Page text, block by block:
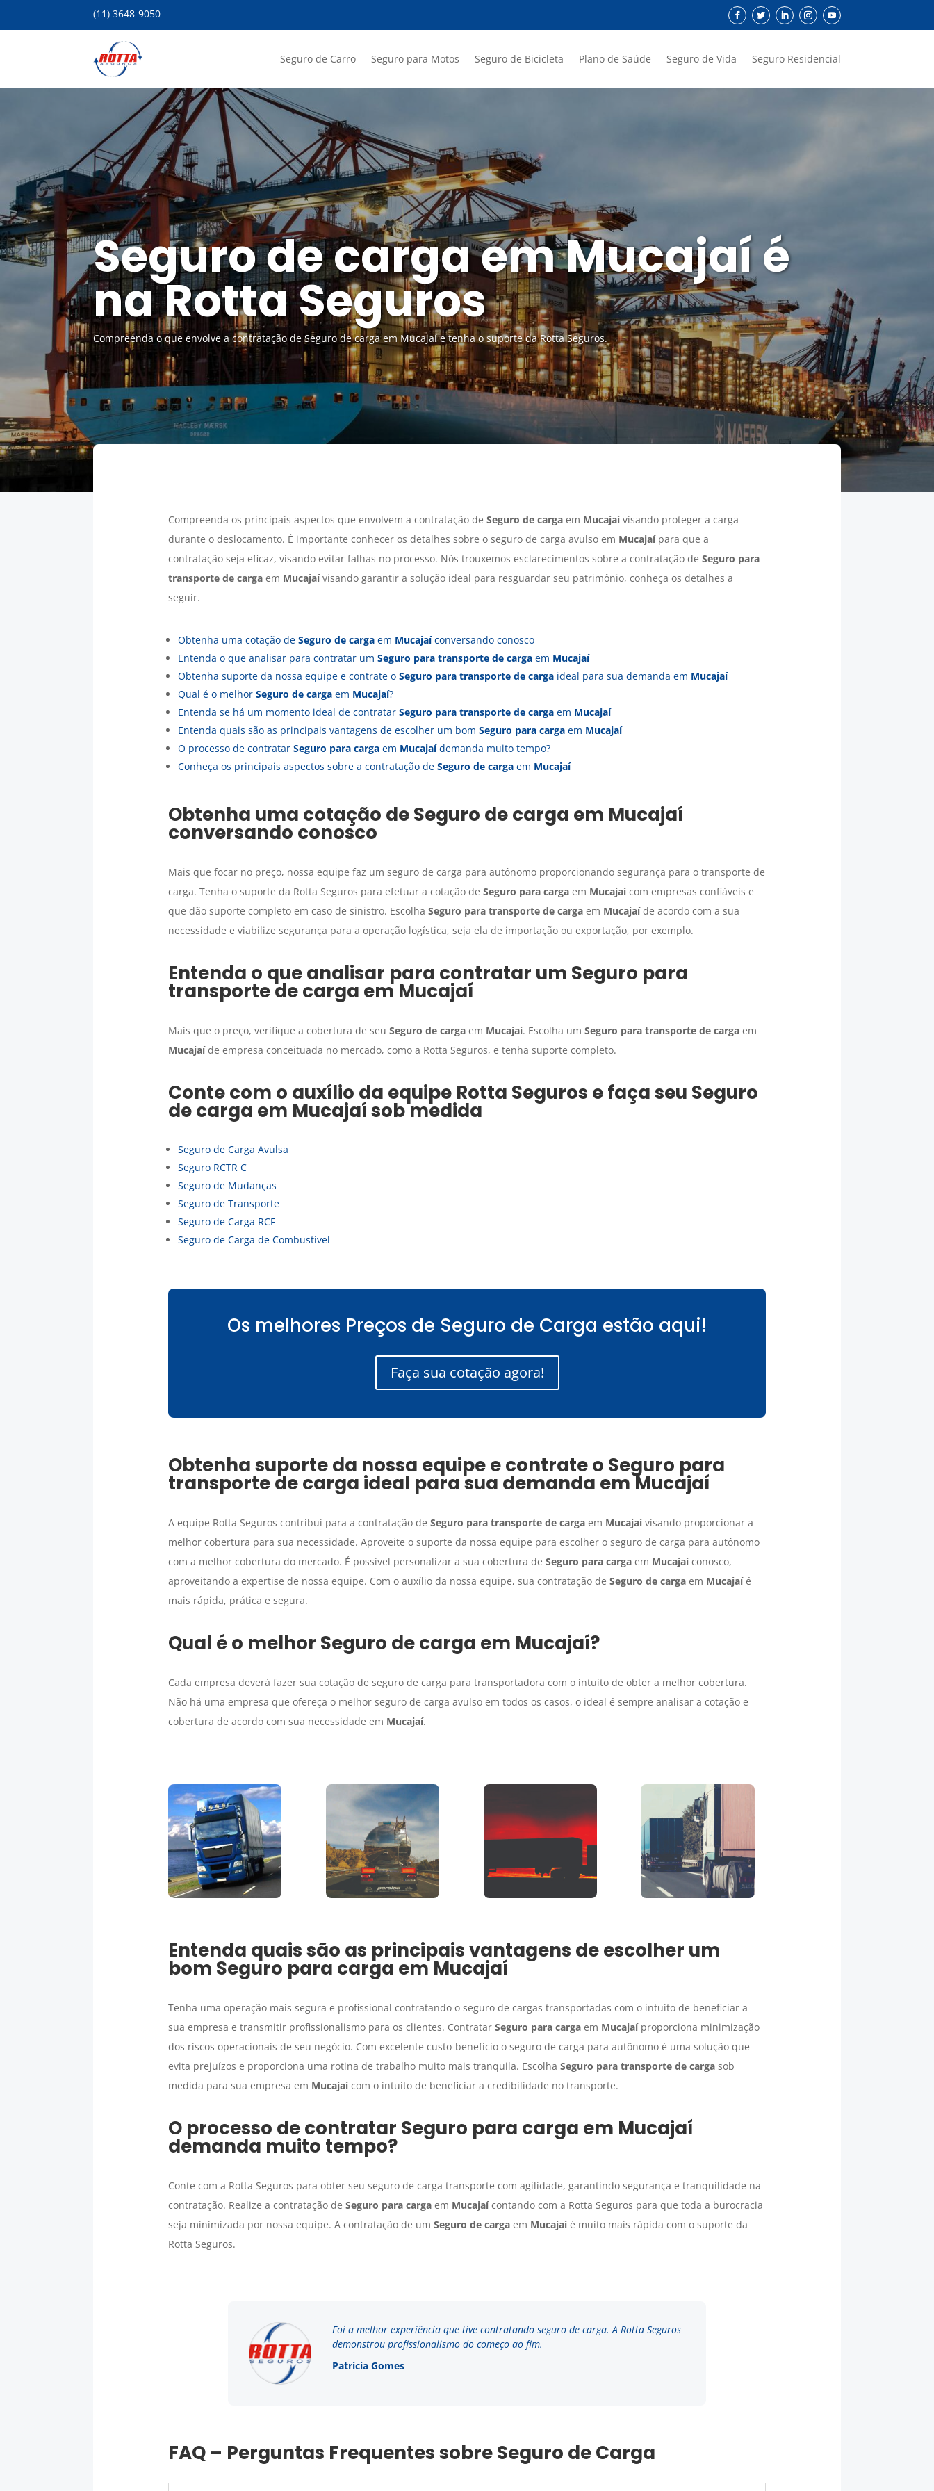
(11) 3648-9050
Seguro de Carro Seguro para Motos Seguro de Bicicleta Plano de Saúde Seguro de Vida Seguro Residencial
Seguro de carga em Mucajaí é
na Rotta Seguros
Compreenda o que envolve a contratação de Seguro de carga em Mucajaí e tenha o suporte da Rotta Seguros.
Compreenda os principais aspectos que envolvem a contratação de Seguro de cargaem Mucajaívisando proteger a carga
durante o deslocamento. É importante conhecer os detalhes sobre o seguro de carga avulso em Mucajaípara que a
contratação seja eficaz, visando evitar falhas no processo. Nós trouxemos esclarecimentos sobre a contratação de Seguro para
transporte de cargaem Mucajaívisando garantir a solução ideal para resguardar seu patrimônio, conheça os detalhes a
seguir.
Obtenha uma cotação de Seguro de cargaem Mucajaíconversando conosco
Entenda o que analisar para contratar um Seguro para transporte de cargaem Mucajaí
Obtenha suporte da nossa equipe e contrate o Seguro para transporte de cargaideal para sua demanda em Mucajaí
Qual é o melhor Seguro de cargaem Mucajaí?
Entenda se há um momento ideal de contratar Seguro para transporte de cargaem Mucajaí
Entenda quais são as principais vantagens de escolher um bom Seguro para cargaem Mucajaí
O processo de contratar Seguro para cargaem Mucajaídemanda muito tempo?
Conheça os principais aspectos sobre a contratação de Seguro de cargaem Mucajaí
Obtenha uma cotação deSeguro de carga em Mucajaí
conversando conosco
Mais que focar no preço, nossa equipe faz um seguro de carga para autônomo proporcionando segurança para o transporte de
carga. Tenha o suporte da Rotta Seguros para efetuar a cotação de Seguro para cargaem Mucajaícom empresas confiáveis e
que dão suporte completo em caso de sinistro. Escolha Seguro para transporte de cargaem Mucajaíde acordo com a sua
necessidade e viabilize segurança para a operação logística, seja ela de importação ou exportação, por exemplo.
Entenda o que analisar para contratar um Seguro para
transporte de carga em Mucajaí
Mais que o preço, verifique a cobertura de seu Seguro de cargaem Mucajaí. Escolha um Seguro para transporte de cargaem
Mucajaíde empresa conceituada no mercado, como a Rotta Seguros, e tenha suporte completo.
Conte com o auxílio da equipe Rotta Seguros e faça seu Seguro
de carga em Mucajaísob medida
Seguro de Carga Avulsa
Seguro RCTR C
Seguro de Mudanças
Seguro de Transporte
Seguro de Carga RCF
Seguro de Carga de Combustível
Os melhores Preços de Seguro de Carga estão aqui!
Faça sua cotação agora!
Obtenha suporte da nossa equipe e contrate o Seguro para
transporte de carga ideal para sua demanda emMucajaí
A equipe Rotta Seguros contribui para a contratação de Seguro para transporte de cargaem Mucajaívisando proporcionar a
melhor cobertura para sua necessidade. Aproveite o suporte da nossa equipe para escolher o seguro de carga para autônomo
com a melhor cobertura do mercado. É possível personalizar a sua cobertura de Seguro para cargaem Mucajaíconosco,
aproveitando a expertise de nossa equipe. Com o auxílio da nossa equipe, sua contratação de Seguro de cargaem Mucajaíé
mais rápida, prática e segura.
Qual é o melhor Seguro de carga em Mucajaí?
Cada empresa deverá fazer sua cotação de seguro de carga para transportadora com o intuito de obter a melhor cobertura.
Não há uma empresa que ofereça o melhor seguro de carga avulso em todos os casos, o ideal é sempre analisar a cotação e
cobertura de acordo com sua necessidade em Mucajaí.
Entenda quais são as principais vantagens de escolher um
bom Seguro para carga emMucajaí
Tenha uma operação mais segura e profissional contratando o seguro de cargas transportadas com o intuito de beneficiar a
sua empresa e transmitir profissionalismo para os clientes. Contratar Seguro para cargaem Mucajaíproporciona minimização
dos riscos operacionais de seu negócio. Com excelente custo-benefício o seguro de carga para autônomo é uma solução que
evita prejuízos e proporciona uma rotina de trabalho muito mais tranquila. Escolha Seguro para transporte de cargasob
medida para sua empresa em Mucajaícom o intuito de beneficiar a credibilidade no transporte.
O processo de contratar Seguro para carga em Mucajaí
demanda muito tempo?
Conte com a Rotta Seguros para obter seu seguro de carga transporte com agilidade, garantindo segurança e tranquilidade na
contratação. Realize a contratação de Seguro para cargaem Mucajaícontando com a Rotta Seguros para que toda a burocracia
seja minimizada por nossa equipe. A contratação de um Seguro de cargaem Mucajaíé muito mais rápida com o suporte da
Rotta Seguros.
Foi a melhor experiência que tive contratando seguro de carga. A Rotta Seguros
demonstrou profissionalismo do começo ao fim.
Patrícia Gomes
FAQ – Perguntas Frequentes sobre Seguro de Carga